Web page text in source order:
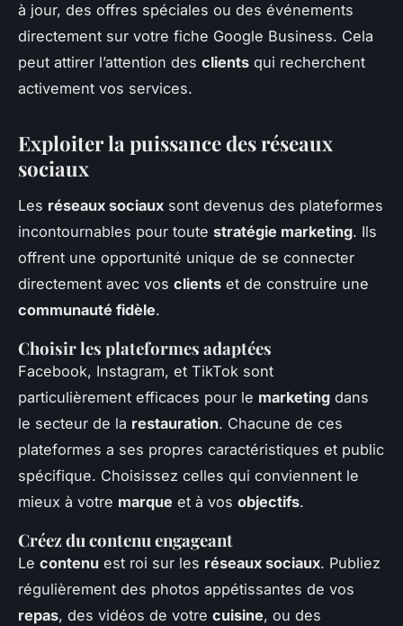
à jour, des offres spéciales ou des événements
directement sur votre fiche Google Business. Cela
peut attirer l’attention des clients qui recherchent
activement vos services.
Exploiter la puissance des réseaux
sociaux
Les réseaux sociaux sont devenus des plateformes
incontournables pour toute stratégie marketing. Ils
offrent une opportunité unique de se connecter
directement avec vos clients et de construire une
communauté fidèle.
Choisir les plateformes adaptées
Facebook, Instagram, et TikTok sont
particulièrement efficaces pour le marketing dans
le secteur de la restauration. Chacune de ces
plateformes a ses propres caractéristiques et public
spécifique. Choisissez celles qui conviennent le
mieux à votre marque et à vos objectifs.
Créez du contenu engageant
Le contenu est roi sur les réseaux sociaux. Publiez
régulièrement des photos appétissantes de vos
repas, des vidéos de votre cuisine, ou des